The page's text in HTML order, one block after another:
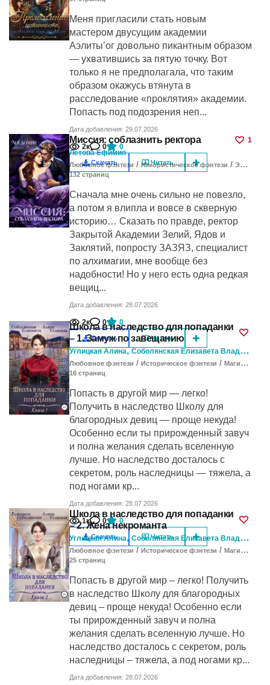
Меня пригласили стать новым
мастером двусущим академии
Аэлиты’ог довольно пикантным образом
— ухватившись за пятую точку. Вот
только я не предполагала, что таким
образом окажусь втянута в
расследование «проклятия» академии.
Попасть под подозрения неп...
Дата добавления: 29.07.2026
2к 0 0
Скачать Читать
Миссия: соблазнить ректора
1
Летова Ефимия
Любовное фэнтези / Юмористическое фэнтези / Эротическое фэнтези
132cтраниц
Сначала мне очень сильно не повезло,
а потом я влипла и вовсе в скверную
историю… Сказать по правде, ректор
Закрытой Академии Зелий, Ядов и
Заклятий, попросту ЗАЗЯЗ, специалист
по алхимагии, мне вообще без
надобности! Но у него есть одна редкая
вещиц...
Дата добавления: 28.07.2026
2к 0 0
Скачать Читать
Школа в наследство для попаданки
– 1. Замуж по завещанию
Углицкая Алина,Соболянская Елизавета Владимировна
Любовное фэнтези / Историческое фэнтези / Магический детектив
16 cтраниц
Попасть в другой мир — легко!
Получить в наследство Школу для
благородных девиц — проще некуда!
Особенно если ты прирожденный завуч
и полна желания сделать вселенную
лучше. Но наследство досталось с
секретом, роль наследницы — тяжела, а
под ногами кр...
Дата добавления: 28.07.2026
1к 0 0
Скачать Читать
Школа в наследство для попаданки
– 2. Жена некроманта
Углицкая Алина, Соболянская Елизавета Владимировна
Любовное фэнтези / Историческое фэнтези / Магический детектив
25 cтраниц
Попасть в другой мир – легко! Получить
в наследство Школу для благородных
девиц – проще некуда! Особенно если
ты прирожденный завуч и полна
желания сделать вселенную лучше. Но
наследство досталось с секретом, роль
наследницы – тяжела, а под ногами кр...
Дата добавления: 28.07.2026